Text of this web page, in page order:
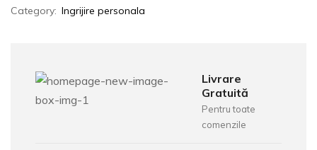
Category: Ingrijire personala
Livrare
Gratuită
Pentru toate
comenzile